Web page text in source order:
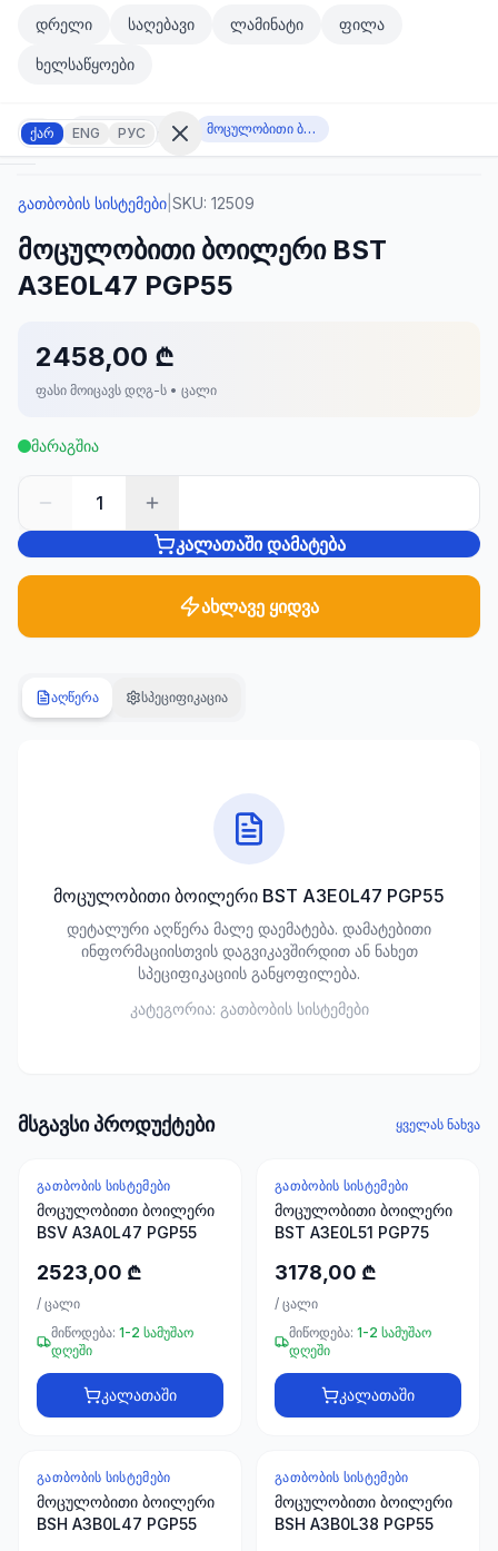
მთავარ კონტენტზე გადასვლა
მთავარ კონტენტზე გადასვლა
დრელი საღებავი ლამინატი ფილა
ხელსაწყოები
ქარ ENG РУС
შესვლა
არ
გაქვთ
ანგარიში?
რეგისტრაცია
ᲙᲐᲢᲔᲒᲝᲠᲘᲔᲑᲘ
ბაღი და
701
პროდუქტი
კლიმატური
ტექნიკა
107
პროდუქტი
ხელსაწყოები
30
სამაგრები
20
სახლი და
10
23
66
33
გათბობის სისტემები მოცულობითი ბოილერი BST A3E0L47 PGP55
გათბობის სისტემები SKU: 12509
მოცულობითი ბოილერი BST
A3E0L47 PGP55
2458,00 ₾
ფასი მოიცავს დღგ-ს • ცალი
მარაგშია
1
კალათაში დამატება
ახლავე ყიდვა
აღწერა სპეციფიკაცია
მოცულობითი ბოილერი BST A3E0L47 PGP55
დეტალური აღწერა მალე დაემატება. დამატებითი
ინფორმაციისთვის დაგვიკავშირდით ან ნახეთ
სპეციფიკაციის განყოფილება.
კატეგორია: გათბობის სისტემები
მსგავსი პროდუქტები ყველას ნახვა
ᲒᲐᲗᲑᲝᲑᲘᲡ ᲡᲘᲡᲢᲔᲛᲔᲑᲘ
მოცულობითი ბოილერი
BSV A3A0L47 PGP55
2523,00 ₾
/ ცალი
მიწოდება: 1-2 სამუშაო
დღეში
კალათაში
ᲒᲐᲗᲑᲝᲑᲘᲡ ᲡᲘᲡᲢᲔᲛᲔᲑᲘ
მოცულობითი ბოილერი
BST A3E0L51 PGP75
3178,00 ₾
/ ცალი
მიწოდება: 1-2 სამუშაო
დღეში
კალათაში
ᲒᲐᲗᲑᲝᲑᲘᲡ ᲡᲘᲡᲢᲔᲛᲔᲑᲘ
მოცულობითი ბოილერი
BSH A3B0L47 PGP55
ᲒᲐᲗᲑᲝᲑᲘᲡ ᲡᲘᲡᲢᲔᲛᲔᲑᲘ
მოცულობითი ბოილერი
BSH A3B0L38 PGP55